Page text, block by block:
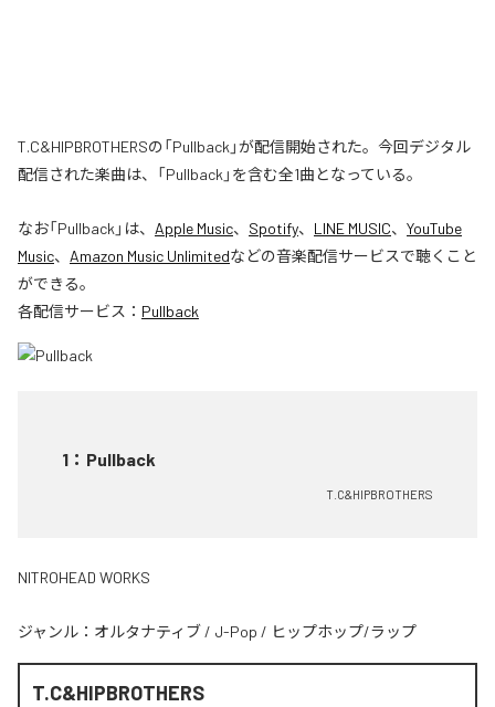
T.C&HIPBROTHERSの「Pullback」が配信開始された。今回デジタル
配信された楽曲は、「Pullback」を含む全1曲となっている。
なお「Pullback 」は、 Apple Music、 Spotify、 LINE MUSIC、 YouTube
Music、 Amazon Music Unlimitedなどの音楽配信サービスで聴くこと
ができる。
各配信サービス： Pullback
1 ： Pullback
T.C&HIPBROTHERS
NITROHEAD WORKS
ジャンル： オルタナティブ / J-Pop / ヒップホップ/ラップ
T.C&HIPBROTHERS